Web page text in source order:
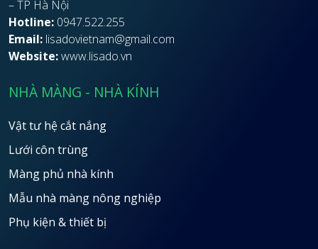
– TP Hà Nội
Hotline: 0947.522.255
Email: lisadovietnam@gmail.com
Website:www.lisado.vn
NHÀ MÀNG - NHÀ KÍNH
Vật tư hệ cắt nắng
Lưới côn trùng
Màng phủ nhà kính
Mẫu nhà màng nông nghiệp
Phụ kiện & thiết bị